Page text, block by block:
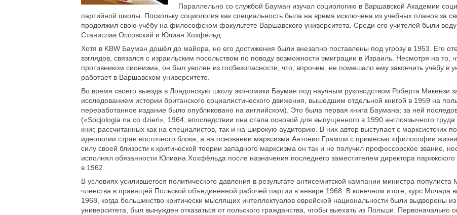
Параллельно со службой Бауман изучал социологию в Варшавской Академии
партийной школы. Поскольку социология как специальность была на время исключена из учебных планов за
продолжил свою учёбу на философском факультете Варшавского университета. Среди его учителей были
Станислав Оссовский и Юлиан Хохфёльд.
Хотя в KBW Бауман дошёл до майора, но его достижения были внезапно поставлены под угрозу в 1953. Его
взглядов, связался с израильским посольством по поводу возможности эмиграции в Израиль. Несмотря на то,
противником сионизма, он был уволен из госбезопасности, что, впрочем, не помешало ему закончить учёбу в
работает в Варшавском университете.
Во время своего выезда в Лондонскую школу экономики Бауман под научным руководством Роберта Макензи
исследованием истории британского социалистического движения, вышедшим отдельной книгой в 1959 на
переработанное издание было опубликовано на английском). Это была первая книга Баумана; за ней
(«Socjologia na co dzień», 1964; впоследствии она стала основой для выпущенного в 1990 англоязычного
книг, рассчитанных как на специалистов, так и на широкую аудиторию. В них автор выступает с марксистских
идеологии стран восточного блока, а на основании марксизма Антонио Грамши с примесью «философии
силу своей близости к критической теории западного марксизма он так и не получил профессорское звание,
исполнял обязанности Юлиана Хохфёльда после назначения последнего заместителем директора
в 1962.
В условиях усилившегося политического давления в результате антисемитской кампании министра-
членства в правящей Польской объединённой рабочей партии в январе 1968. В конечном итоге, курс Мочара
1968, когда большинство критически мыслящих интеллектуалов еврейской национальности были выдворены
университета, был вынужден отказаться от польского гражданства, чтобы выехать из Польши. Первоначально